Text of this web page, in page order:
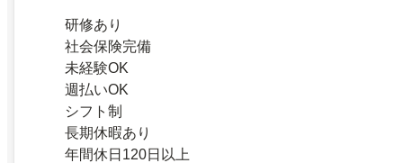
研修あり
社会保険完備
未経験OK
週払いOK
シフト制
長期休暇あり
年間休日120日以上